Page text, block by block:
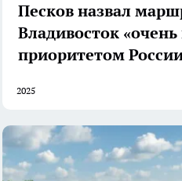
Песков назвал
Владивосток
приоритетом
2025